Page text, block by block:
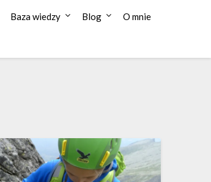
Baza wiedzy Blog O mnie